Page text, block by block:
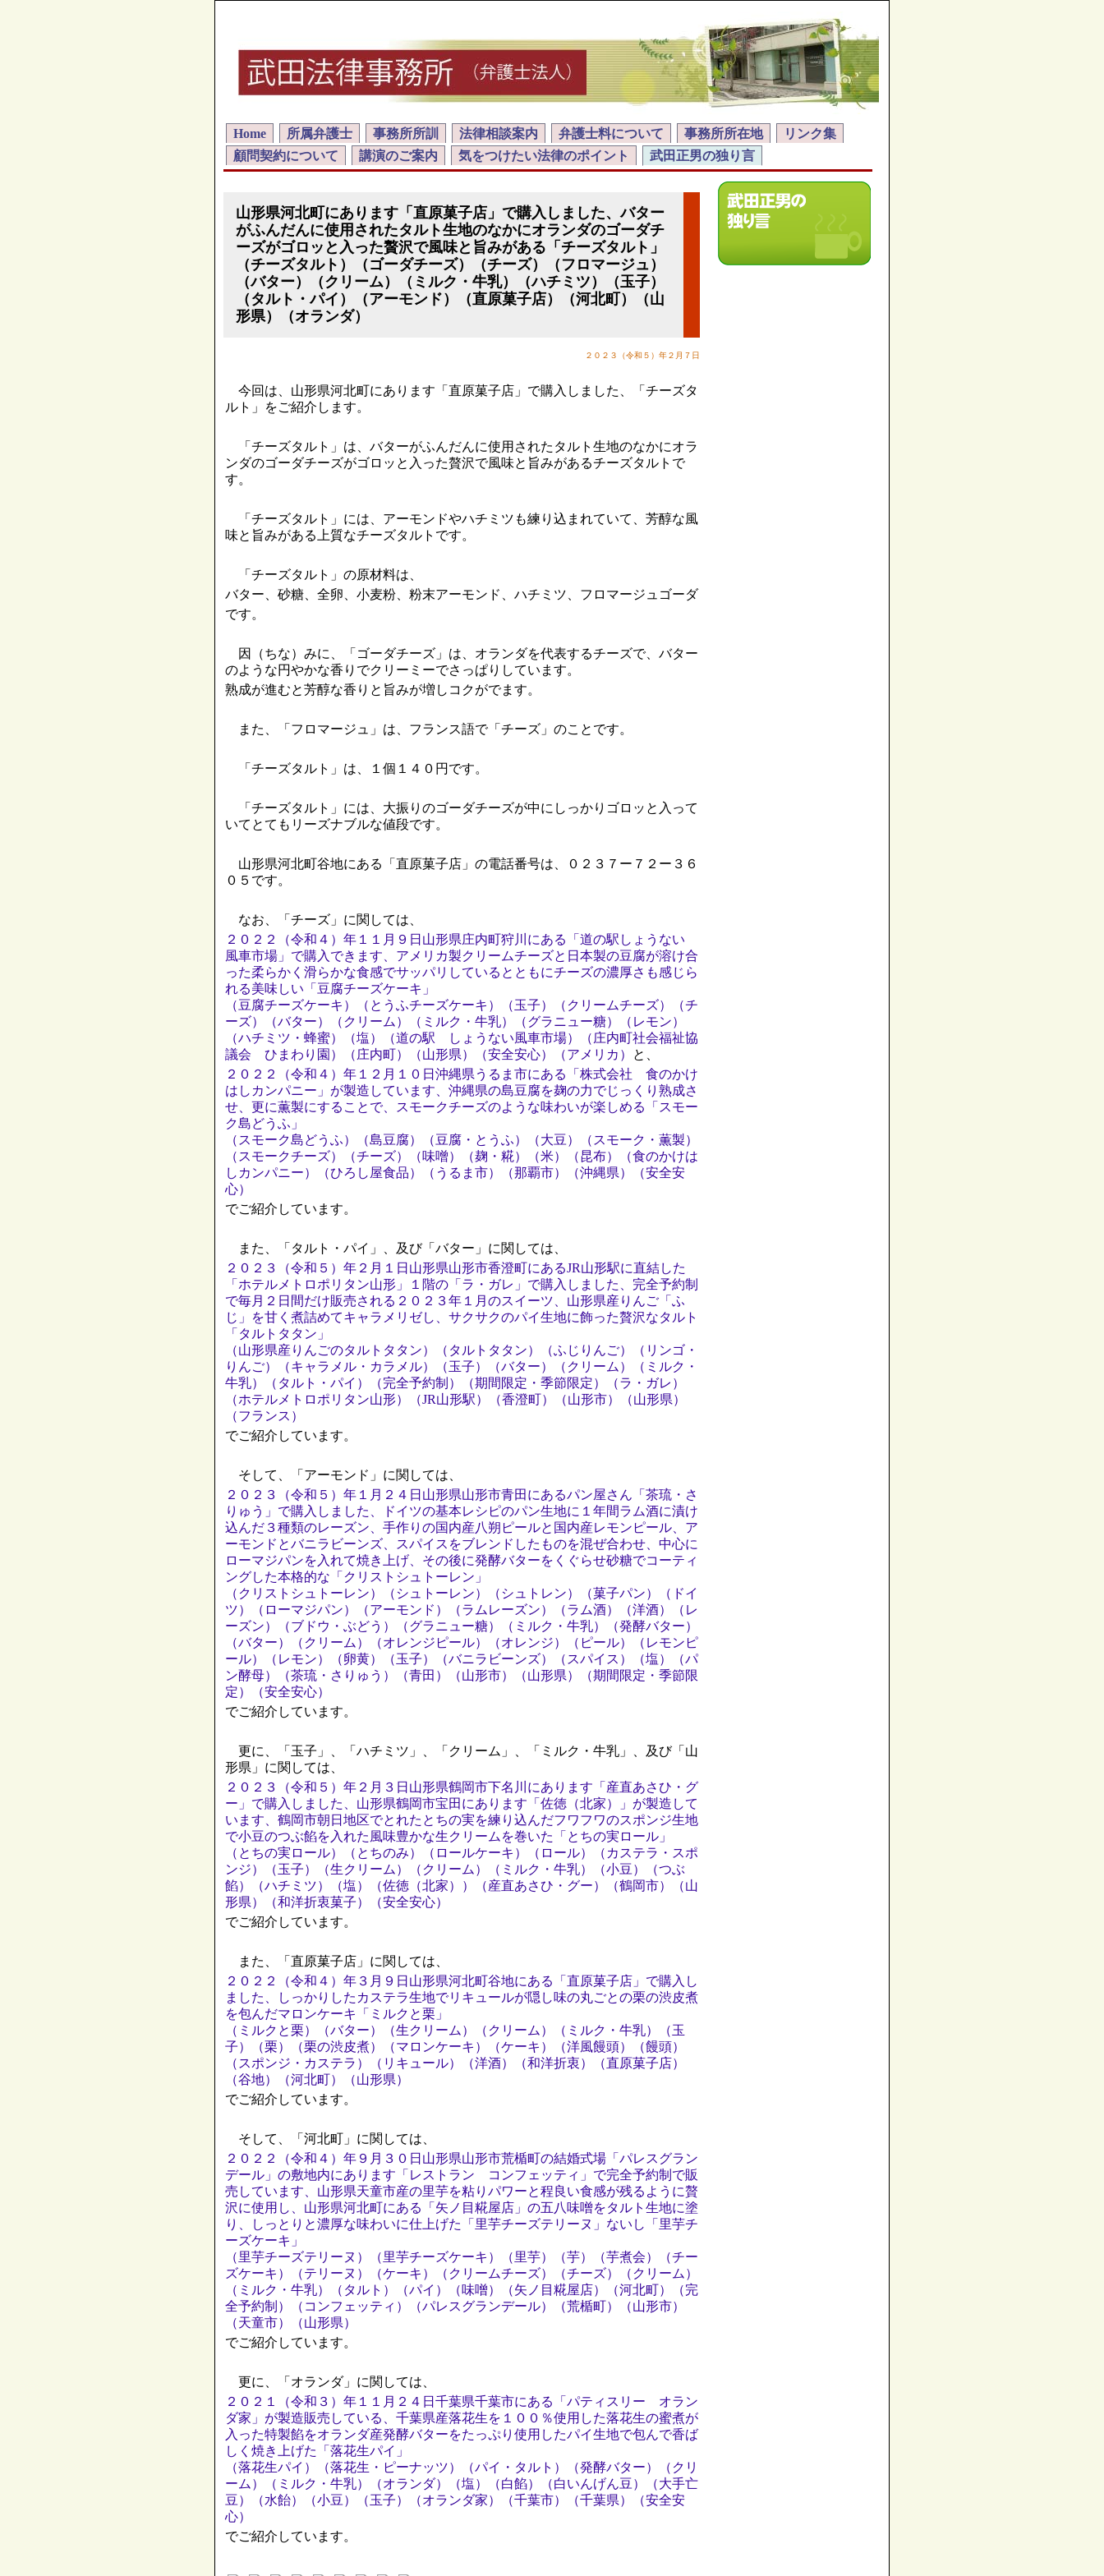
Home 所属弁護士 事務所所訓 法律相談案内 弁護士料について 事務所所在地
リンク集
顧問契約について
講演のご案内 気をつけたい法律のポイント 武田正男の独り言
山形県河北町にあります「直原菓子店」で購入しました、バター
がふんだんに使用されたタルト生地のなかにオランダのゴーダチ
ーズがゴロッと入った贅沢で風味と旨みがある「チーズタルト」
（チーズタルト）（ゴーダチーズ）（チーズ）（フロマージュ）
（バター）（クリーム）（ミルク・牛乳）（ハチミツ）（玉子）
（タルト・パイ）（アーモンド）（直原菓子店）（河北町）（山
形県）（オランダ）
２０２３（令和５）年２月７日
今回は、山形県河北町にあります「直原菓子店」で購入しました、「チーズタ
ルト」をご紹介します。
「チーズタルト」は、バターがふんだんに使用されたタルト生地のなかにオラ
ンダのゴーダチーズがゴロッと入った贅沢で風味と旨みがあるチーズタルトで
す。
「チーズタルト」には、アーモンドやハチミツも練り込まれていて、芳醇な風
味と旨みがある上質なチーズタルトです。
「チーズタルト」の原材料は、
バター、砂糖、全卵、小麦粉、粉末アーモンド、ハチミツ、フロマージュゴーダ
です。
因（ちな）みに、「ゴーダチーズ」は、オランダを代表するチーズで、バター
のような円やかな香りでクリーミーでさっぱりしています。
熟成が進むと芳醇な香りと旨みが増しコクがでます。
また、「フロマージュ」は、フランス語で「チーズ」のことです。
「チーズタルト」は、１個１４０円です。
「チーズタルト」には、大振りのゴーダチーズが中にしっかりゴロッと入って
いてとてもリーズナブルな値段です。
山形県河北町谷地にある「直原菓子店」の電話番号は、０２３７ー７２ー３６
０５です。
なお、「チーズ」に関しては、
２０２２（令和４）年１１月９日山形県庄内町狩川にある「道の駅しょうない
風車市場」で購入できます、アメリカ製クリームチーズと日本製の豆腐が溶け合
った柔らかく滑らかな食感でサッパリしているとともにチーズの濃厚さも感じら
れる美味しい「豆腐チーズケーキ」
（豆腐チーズケーキ）（とうふチーズケーキ）（玉子）（クリームチーズ）（チ
ーズ）（バター）（クリーム）（ミルク・牛乳）（グラニュー糖）（レモン）
（ハチミツ・蜂蜜）（塩）（道の駅 しょうない風車市場）（庄内町社会福祉協
議会 ひまわり園）（庄内町）（山形県）（安全安心）（アメリカ）
と、
２０２２（令和４）年１２月１０日沖縄県うるま市にある「株式会社 食のかけ
はしカンパニー」が製造しています、沖縄県の島豆腐を麹の力でじっくり熟成さ
せ、更に薫製にすることで、スモークチーズのような味わいが楽しめる「スモー
ク島どうふ」
（スモーク島どうふ）（島豆腐）（豆腐・とうふ）（大豆）（スモーク・薫製）
（スモークチーズ）（チーズ）（味噌）（麹・糀）（米）（昆布）（食のかけは
しカンパニー）（ひろし屋食品）（うるま市）（那覇市）（沖縄県）（安全安
心）
でご紹介しています。
また、「タルト・パイ」、及び「バター」に関しては、
２０２３（令和５）年２月１日山形県山形市香澄町にあるJR山形駅に直結した
「ホテルメトロポリタン山形」１階の「ラ・ガレ」で購入しました、完全予約制
で毎月２日間だけ販売される２０２３年１月のスイーツ、山形県産りんご「ふ
じ」を甘く煮詰めてキャラメリゼし、サクサクのパイ生地に飾った贅沢なタルト
「タルトタタン」
（山形県産りんごのタルトタタン）（タルトタタン）（ふじりんご）（リンゴ・
りんご）（キャラメル・カラメル）（玉子）（バター）（クリーム）（ミルク・
牛乳）（タルト・パイ）（完全予約制）（期間限定・季節限定）（ラ・ガレ）
（ホテルメトロポリタン山形）（JR山形駅）（香澄町）（山形市）（山形県）
（フランス）
でご紹介しています。
そして、「アーモンド」に関しては、
２０２３（令和５）年１月２４日山形県山形市青田にあるパン屋さん「茶琉・さ
りゅう」で購入しました、ドイツの基本レシピのパン生地に１年間ラム酒に漬け
込んだ３種類のレーズン、手作りの国内産八朔ピールと国内産レモンピール、ア
ーモンドとバニラビーンズ、スパイスをブレンドしたものを混ぜ合わせ、中心に
ローマジパンを入れて焼き上げ、その後に発酵バターをくぐらせ砂糖でコーティ
ングした本格的な「クリストシュトーレン」
（クリストシュトーレン）（シュトーレン）（シュトレン）（菓子パン）（ドイ
ツ）（ローマジパン）（アーモンド）（ラムレーズン）（ラム酒）（洋酒）（レ
ーズン）（ブドウ・ぶどう）（グラニュー糖）（ミルク・牛乳）（発酵バター）
（バター）（クリーム）（オレンジピール）（オレンジ）（ピール）（レモンピ
ール）（レモン）（卵黄）（玉子）（バニラビーンズ）（スパイス）（塩）（パ
ン酵母）（茶琉・さりゅう）（青田）（山形市）（山形県）（期間限定・季節限
定）（安全安心）
でご紹介しています。
更に、「玉子」、「ハチミツ」、「クリーム」、「ミルク・牛乳」、及び「山
形県」に関しては、
２０２３（令和５）年２月３日山形県鶴岡市下名川にあります「産直あさひ・グ
ー」で購入しました、山形県鶴岡市宝田にあります「佐徳（北家）」が製造して
います、鶴岡市朝日地区でとれたとちの実を練り込んだフワフワのスポンジ生地
で小豆のつぶ餡を入れた風味豊かな生クリームを巻いた「とちの実ロール」
（とちの実ロール）（とちのみ）（ロールケーキ）（ロール）（カステラ・スポ
ンジ）（玉子）（生クリーム）（クリーム）（ミルク・牛乳）（小豆）（つぶ
餡）（ハチミツ）（塩）（佐徳（北家））（産直あさひ・グー）（鶴岡市）（山
形県）（和洋折衷菓子）（安全安心）
でご紹介しています。
また、「直原菓子店」に関しては、
２０２２（令和４）年３月９日山形県河北町谷地にある「直原菓子店」で購入し
ました、しっかりしたカステラ生地でリキュールが隠し味の丸ごとの栗の渋皮煮
を包んだマロンケーキ「ミルクと栗」
（ミルクと栗）（バター）（生クリーム）（クリーム）（ミルク・牛乳）（玉
子）（栗）（栗の渋皮煮）（マロンケーキ）（ケーキ）（洋風饅頭）（饅頭）
（スポンジ・カステラ）（リキュール）（洋酒）（和洋折衷）（直原菓子店）
（谷地）（河北町）（山形県）
でご紹介しています。
そして、「河北町」に関しては、
２０２２（令和４）年９月３０日山形県山形市荒楯町の結婚式場「パレスグラン
デール」の敷地内にあります「レストラン コンフェッティ」で完全予約制で販
売しています、山形県天童市産の里芋を粘りパワーと程良い食感が残るように贅
沢に使用し、山形県河北町にある「矢ノ目糀屋店」の五八味噌をタルト生地に塗
り、しっとりと濃厚な味わいに仕上げた「里芋チーズテリーヌ」ないし「里芋チ
ーズケーキ」
（里芋チーズテリーヌ）（里芋チーズケーキ）（里芋）（芋）（芋煮会）（チー
ズケーキ）（テリーヌ）（ケーキ）（クリームチーズ）（チーズ）（クリーム）
（ミルク・牛乳）（タルト）（パイ）（味噌）（矢ノ目糀屋店）（河北町）（完
全予約制）（コンフェッティ）（パレスグランデール）（荒楯町）（山形市）
（天童市）（山形県）
でご紹介しています。
更に、「オランダ」に関しては、
２０２１（令和３）年１１月２４日千葉県千葉市にある「パティスリー オラン
ダ家」が製造販売している、千葉県産落花生を１００％使用した落花生の蜜煮が
入った特製餡をオランダ産発酵バターをたっぷり使用したパイ生地で包んで香ば
しく焼き上げた「落花生パイ」
（落花生パイ）（落花生・ピーナッツ）（パイ・タルト）（発酵バター）（クリ
ーム）（ミルク・牛乳）（オランダ）（塩）（白餡）（白いんげん豆）（大手亡
豆）（水飴）（小豆）（玉子）（オランダ家）（千葉市）（千葉県）（安全安
心）
でご紹介しています。